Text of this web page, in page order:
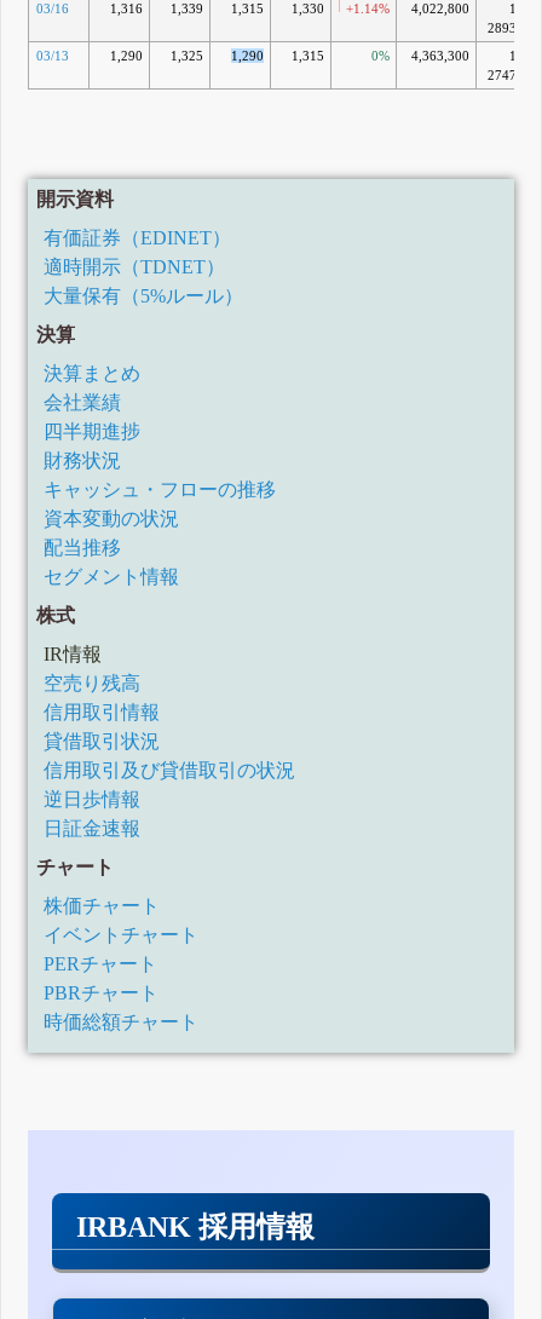
03/16
1,316 1,339 1,315 1,330 +1.14% 4,022,800
1兆
2893億
03/13
1,290 1,325 1,290 1,315 0% 4,363,300
1兆
2747億
開示資料
有価証券（EDINET）
適時開示（TDNET）
大量保有（5%ルール）
決算
決算まとめ
会社業績
四半期進捗
財務状況
キャッシュ・フローの推移
資本変動の状況
配当推移
セグメント情報
株式
IR情報
空売り残高
信用取引情報
貸借取引状況
信用取引及び貸借取引の状況
逆日歩情報
日証金速報
チャート
株価チャート
イベントチャート
PERチャート
PBRチャート
時価総額チャート
IRBANK 採用情報